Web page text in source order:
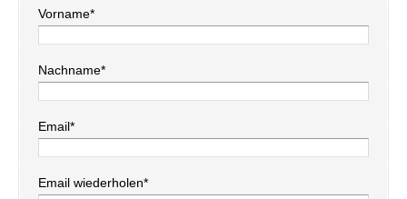
Vorname*
Nachname*
Email*
Email wiederholen*